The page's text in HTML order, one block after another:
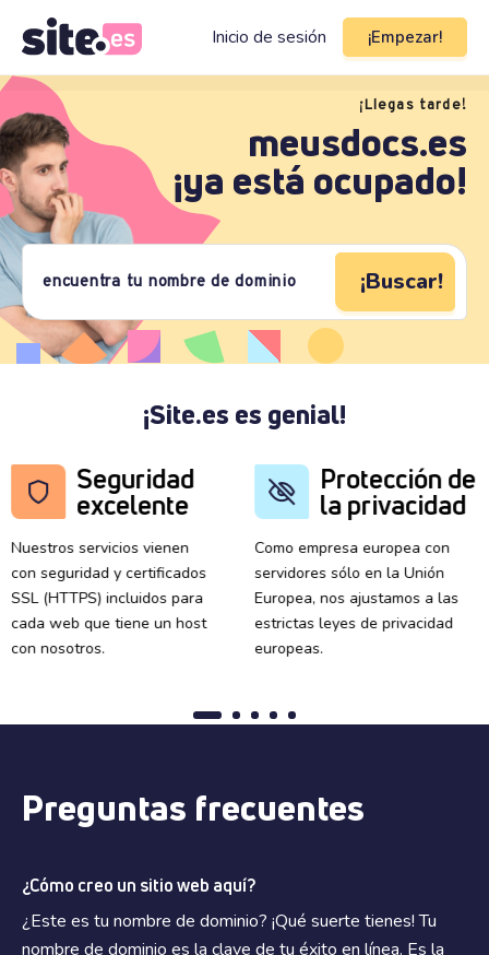
Inicio de sesión ¡Empezar!
¡Llegas tarde!
meusdocs.es
¡ya está ocupado!
¡Buscar!
¡Site.es es genial!
Seguridad
excelente
Nuestros servicios vienen
con seguridad y certificados
SSL (HTTPS) incluidos para
cada web que tiene un host
con nosotros.
Protección de
la privacidad
Como empresa europea con
servidores sólo en la Unión
Europea, nos ajustamos a las
estrictas leyes de privacidad
europeas.
Preguntas frecuentes
¿Cómo creo un sitio web aquí?
¿Este es tu nombre de dominio? ¡Qué suerte tienes! Tu
nombre de dominio es la clave de tu éxito en línea. Es la